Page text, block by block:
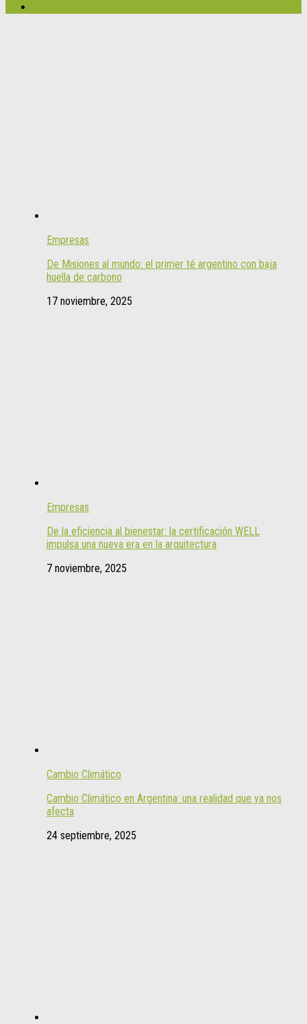
Empresas
De Misiones al mundo: el primer té argentino con baja
huella de carbono
17 noviembre, 2025
Empresas
De la eficiencia al bienestar: la certificación WELL
impulsa una nueva era en la arquitectura
7 noviembre, 2025
Cambio Climático
Cambio Climático en Argentina: una realidad que ya nos
afecta
24 septiembre, 2025